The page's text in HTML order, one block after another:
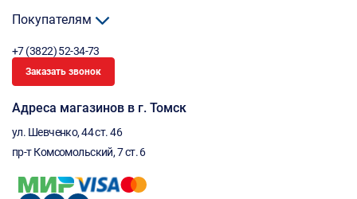
Покупателям
+7 (3822) 52-34-73
Заказать звонок
Адреса магазинов в г. Томск
ул. Шевченко, 44 ст. 46
пр-т Комсомольский, 7 ст. 6